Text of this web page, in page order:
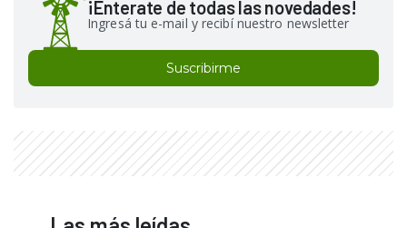
¡Enterate de todas las novedades!
Ingresá tu e-mail y recibí nuestro newsletter
Suscribirme